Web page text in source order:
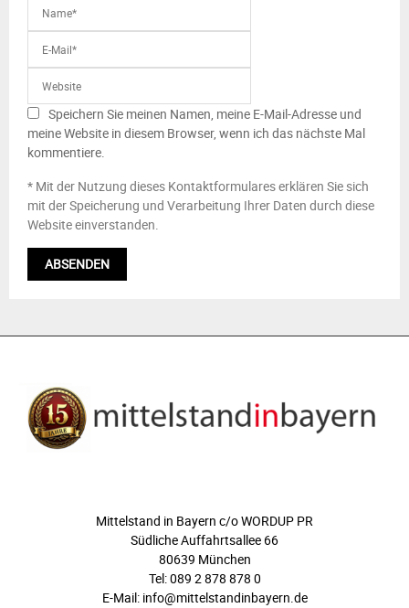
Speichern Sie meinen Namen, meine E-Mail-Adresse und
meine Website in diesem Browser, wenn ich das nächste Mal
kommentiere.
* Mit der Nutzung dieses Kontaktformulares erklären Sie sich
mit der Speicherung und Verarbeitung Ihrer Daten durch diese
Website einverstanden.
Mittelstand in Bayern c/o WORDUP PR
Südliche Auffahrtsallee 66
80639 München
Tel: 089 2 878 878 0
E-Mail: info@mittelstandinbayern.de